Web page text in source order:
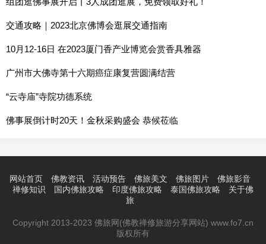
交通攻略｜2023北京佛博会逛展交通指南
10月12-16日 在2023厦门香产业博览会赏香具雅器
广州市大佛寺第十六期癌症康复营圆满结营
“云寺庙”寺院功德系统
佛事展倒计时20天！金秋采购盛会 恭候莅临
网站首页 佛教资讯 活动预告 佛旅美文 佛旅图片
佛旅影音
禅修知识
国内佛旅攻略 印度佛旅攻略 泰国佛旅攻略
关于佛
旅
Copyright 2013-2023 佛旅网(佛教禅修旅游分享网站) www.fo7.cn
版权所有